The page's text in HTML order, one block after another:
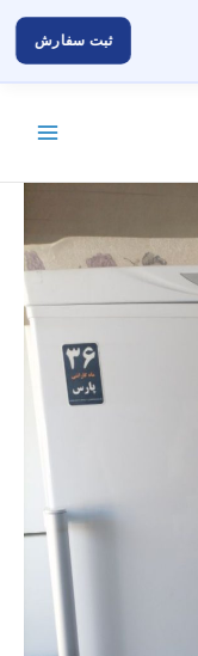
ثبت سفارش